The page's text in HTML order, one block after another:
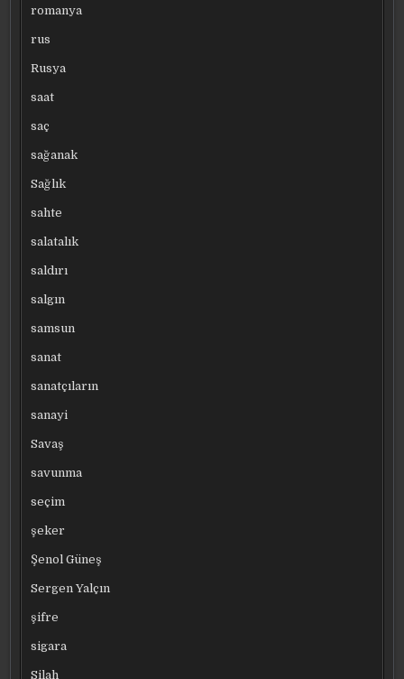
romanya
rus
Rusya
saat
saç
sağanak
Sağlık
sahte
salatalık
saldırı
salgın
samsun
sanat
sanatçıların
sanayi
Savaş
savunma
seçim
şeker
Şenol Güneş
Sergen Yalçın
şifre
sigara
Silah